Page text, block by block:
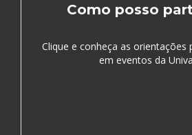
Como posso
Clique e conheça as orientações
em eventos da